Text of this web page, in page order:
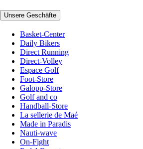
Unsere Geschäfte
Basket-Center
Daily Bikers
Direct Running
Direct-Volley
Espace Golf
Foot-Store
Galopp-Store
Golf and co
Handball-Store
La sellerie de Maé
Made in Paradis
Nauti-wave
On-Fight